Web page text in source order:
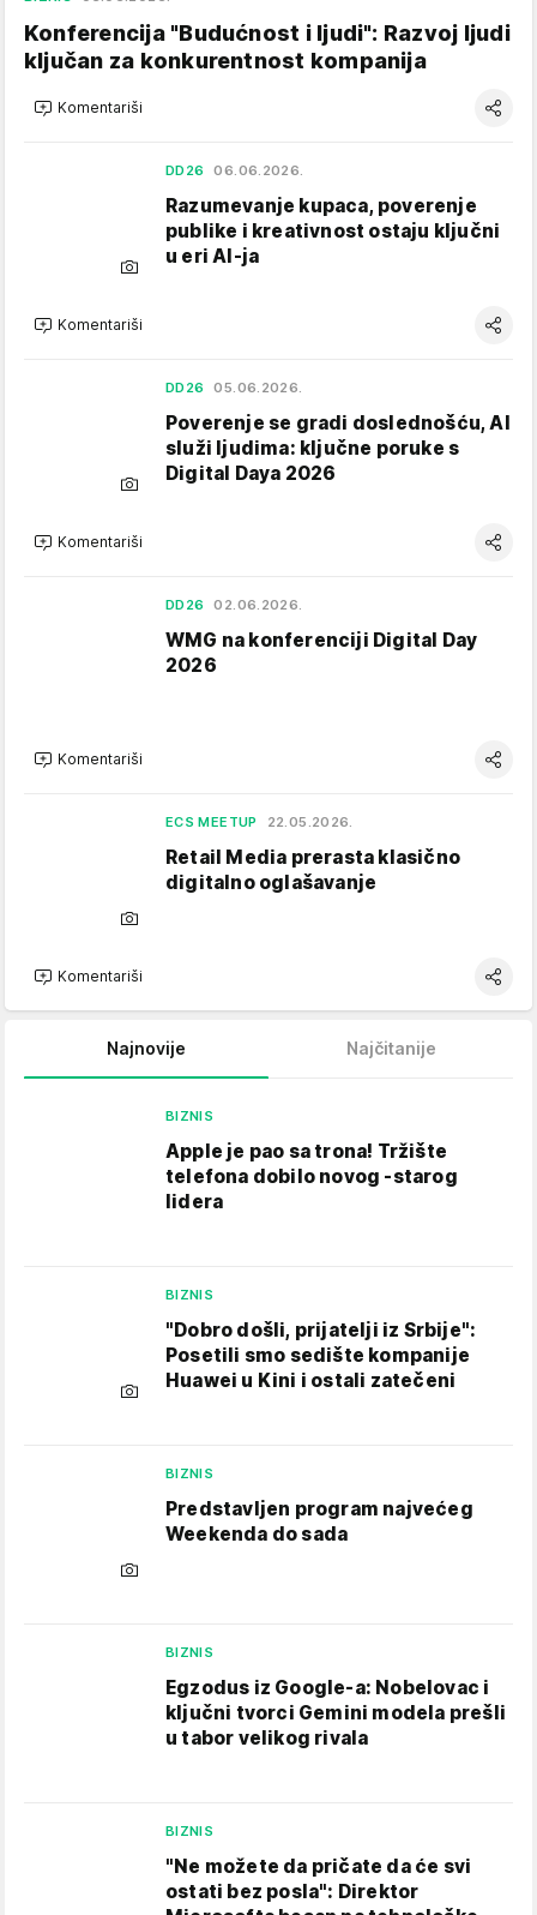
Konferencija "Budućnost i ljudi": Razvoj ljudi
ključan za konkurentnost kompanija
Komentariši
DD26 06.06.2026.
Razumevanje kupaca, poverenje
publike i kreativnost ostaju ključni
u eri AI-ja
Komentariši
DD26 05.06.2026.
Poverenje se gradi doslednošću, AI
služi ljudima: ključne poruke s
Digital Daya 2026
Komentariši
DD26 02.06.2026.
WMG na konferenciji Digital Day
2026
Komentariši
ECS MEETUP 22.05.2026.
Retail Media prerasta klasično
digitalno oglašavanje
Komentariši
Najnovije Najčitanije
BIZNIS
Apple je pao sa trona! Tržište
telefona dobilo novog -starog
lidera
BIZNIS
"Dobro došli, prijatelji iz Srbije":
Posetili smo sedište kompanije
Huawei u Kini i ostali zatečeni
BIZNIS
Predstavljen program najvećeg
Weekenda do sada
BIZNIS
Egzodus iz Google-a: Nobelovac i
ključni tvorci Gemini modela prešli
u tabor velikog rivala
BIZNIS
"Ne možete da pričate da će svi
ostati bez posla": Direktor